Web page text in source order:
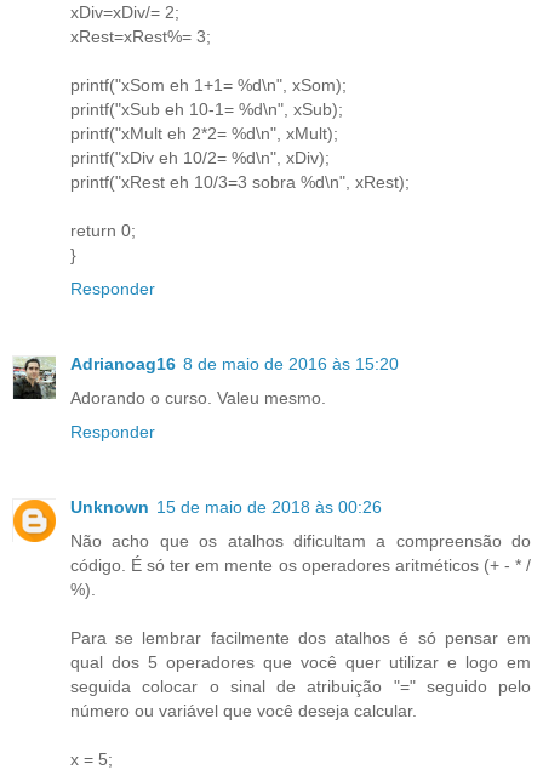
xDiv=xDiv/= 2;
xRest=xRest%= 3;
printf("xSom eh 1+1= %d\n", xSom);
printf("xSub eh 10-1= %d\n", xSub);
printf("xMult eh 2*2= %d\n", xMult);
printf("xDiv eh 10/2= %d\n", xDiv);
printf("xRest eh 10/3=3 sobra %d\n", xRest);
return 0;
}
Responder
Adrianoag16 8 de maio de 2016 às 15:20
Adorando o curso. Valeu mesmo.
Responder
Unknown 15 de maio de 2018 às 00:26
Não acho que os atalhos dificultam a compreensão do
código. É só ter em mente os operadores aritméticos (+ - * /
%).
Para se lembrar facilmente dos atalhos é só pensar em
qual dos 5 operadores que você quer utilizar e logo em
seguida colocar o sinal de atribuição "=" seguido pelo
número ou variável que você deseja calcular.
x = 5;